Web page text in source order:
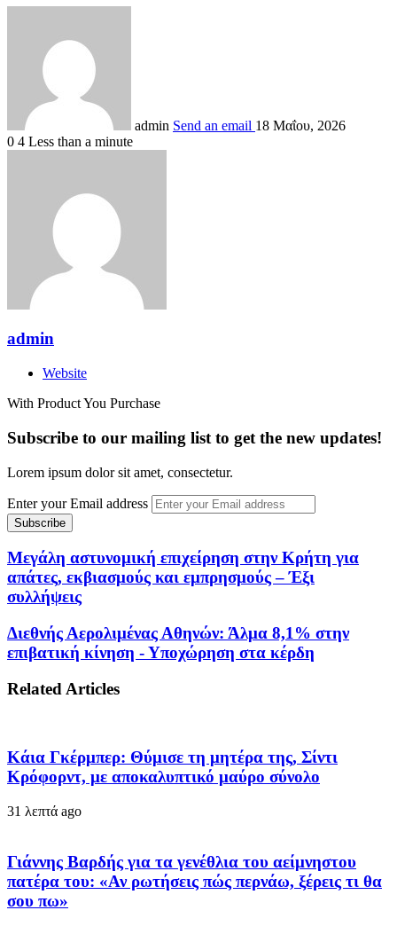
admin Send an email 18 Μαΐου, 2026
0 4 Less than a minute
admin
Website
With Product You Purchase
Subscribe to our mailing list to get the new updates!
Lorem ipsum dolor sit amet, consectetur.
Enter your Email address
Μεγάλη αστυνομική επιχείρηση στην Κρήτη για
απάτες, εκβιασμούς και εμπρησμούς – Έξι
συλλήψεις
Διεθνής Αερολιμένας Αθηνών: Άλμα 8,1% στην
επιβατική κίνηση - Υποχώρηση στα κέρδη
Related Articles
Κάια Γκέρμπερ: Θύμισε τη μητέρα της, Σίντι
Κρόφορντ, με αποκαλυπτικό μαύρο σύνολο
31 λεπτά ago
Γιάννης Βαρδής για τα γενέθλια του αείμνηστου
πατέρα του: «Αν ρωτήσεις πώς περνάω, ξέρεις τι θα
σου πω»